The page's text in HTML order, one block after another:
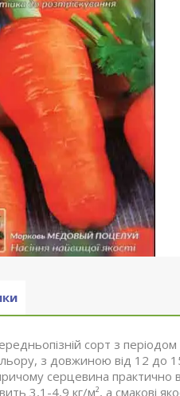
сорт з
з довжиною від 12 до
серцевина практично
3,1-4,9 кг/м², а смакові